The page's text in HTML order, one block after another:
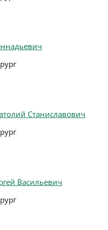
Станиславович
Васильевич